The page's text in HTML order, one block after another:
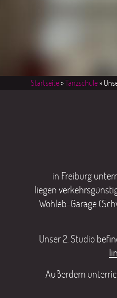
Startseite»Tanzschule»
in Freiburg
liegen
Wohleb-Garage
Unser 2. Studio
Außerdem